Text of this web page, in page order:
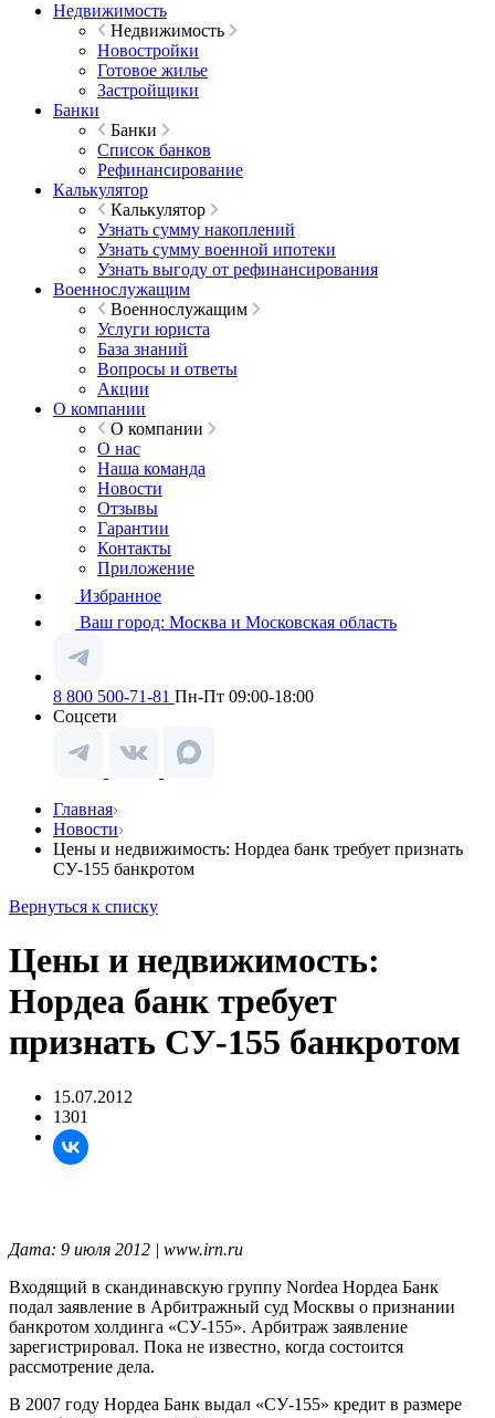
Недвижимость
Недвижимость
Новостройки
Готовое жилье
Застройщики
Банки
Банки
Список банков
Рефинансирование
Калькулятор
Калькулятор
Узнать сумму накоплений
Узнать сумму военной ипотеки
Узнать выгоду от рефинансирования
Военнослужащим
Военнослужащим
Услуги юриста
База знаний
Вопросы и ответы
Акции
О компании
О компании
О нас
Наша команда
Новости
Отзывы
Гарантии
Контакты
Приложение
Избранное
Ваш город: Москва и Московская область
8 800 500-71-81 Пн-Пт 09:00-18:00
Соцсети
Главная
Новости
Цены и недвижимость: Нордеа банк требует признать
СУ-155 банкротом
Вернуться к списку
Цены и недвижимость:
Нордеа банк требует
признать СУ-155 банкротом
15.07.2012
1301
Дата: 9 июля 2012 | www.irn.ru
Входящий в скандинавскую группу Nordea Нордеа Банк
подал заявление в Арбитражный суд Москвы о признании
банкротом холдинга «СУ-155». Арбитраж заявление
зарегистрировал. Пока не известно, когда состоится
рассмотрение дела.
В 2007 году Нордеа Банк выдал «СУ-155» кредит в размере